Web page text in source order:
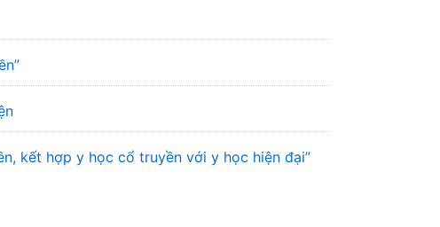
kết hợp y học cổ truyền với y học hiện đại”